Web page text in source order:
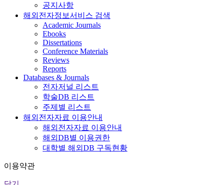
공지사항
해외전자정보서비스 검색
Academic Journals
Ebooks
Dissertations
Conference Materials
Reviews
Reports
Databases & Journals
전자저널 리스트
학술DB 리스트
주제별 리스트
해외전자자료 이용안내
해외전자자료 이용안내
해외DB별 이용권한
대학별 해외DB 구독현황
이용약관